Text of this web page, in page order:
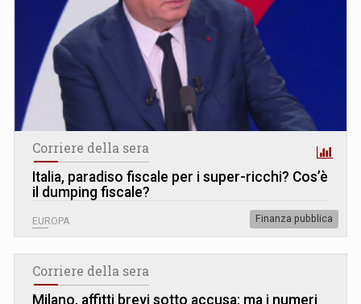
Corriere della sera
Italia, paradiso fiscale per i super-ricchi? Cos’è
il dumping fiscale?
EUROPA Finanza pubblica
Corriere della sera
Milano, affitti brevi sotto accusa: ma i numeri